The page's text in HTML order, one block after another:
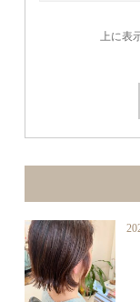
上に表